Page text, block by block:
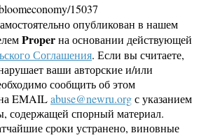
15037
опубликован в нашем
Properна основании действующей
Соглашения. Если вы считаете,
ваши авторские и/или
сообщить об этом
EMAILabuse@newru.orgс указанием
содержащей спорный материал.
сроки устранено, виновные